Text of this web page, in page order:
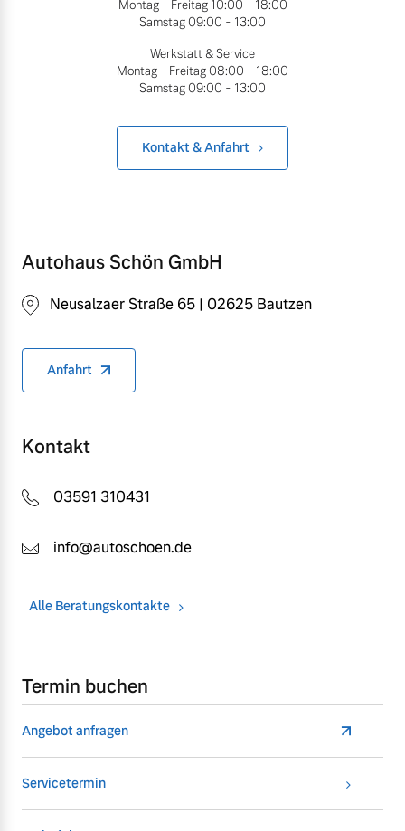
Fahrzeug konfigurieren
Sofort verfügbare Fahrzeuge
Bitte sprechen Sie uns
Mehr erfahren
Versicherung
Montag - Freitag 10:00 - 18:00
Samstag 09:00 - 13:00
Werkstatt & Service
Montag - Freitag 08:00 - 18:00
Samstag 09:00 - 13:00
Kontakt & Anfahrt
Autohaus Schön GmbH
Neusalzaer Straße 65 | 02625 Bautzen
Anfahrt
Kontakt
03591 310431
info@autoschoen.de
Alle Beratungskontakte
Termin buchen
Angebot anfragen
Servicetermin